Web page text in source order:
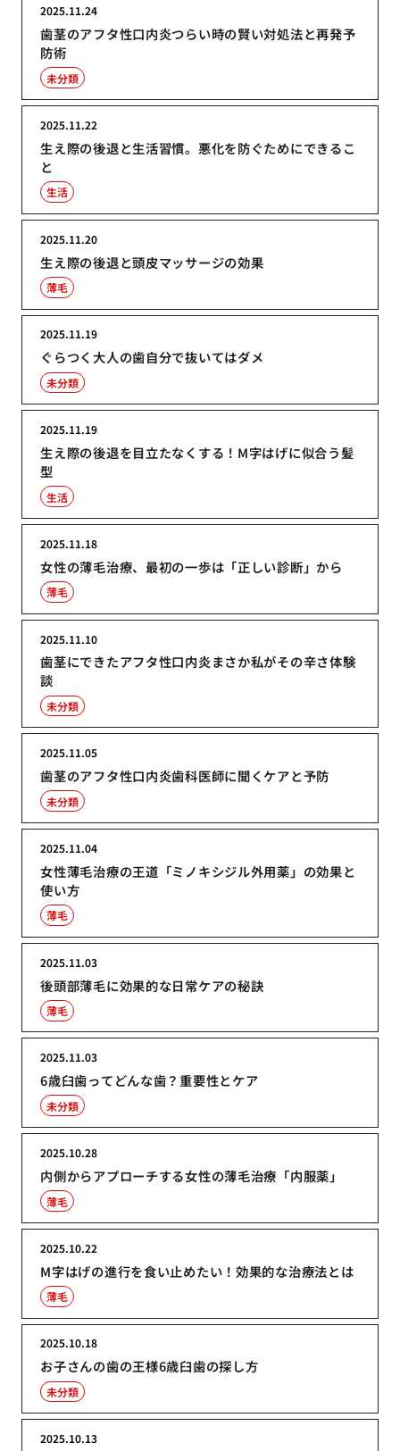
歯茎のアフタ性口内炎つらい時の賢い対処法と再発予
防術
2025.11.24
未分類
生え際の後退と生活習慣。悪化を防ぐためにできるこ
と
2025.11.22
生活
生え際の後退と頭皮マッサージの効果
2025.11.20
薄毛
ぐらつく大人の歯自分で抜いてはダメ
2025.11.19
未分類
生え際の後退を目立たなくする！M字はげに似合う髪
型
2025.11.19
生活
女性の薄毛治療、最初の一歩は「正しい診断」から
2025.11.18
薄毛
歯茎にできたアフタ性口内炎まさか私がその辛さ体験
談
2025.11.10
未分類
歯茎のアフタ性口内炎歯科医師に聞くケアと予防
2025.11.05
未分類
女性薄毛治療の王道「ミノキシジル外用薬」の効果と
使い方
2025.11.04
薄毛
後頭部薄毛に効果的な日常ケアの秘訣
2025.11.03
薄毛
6歳臼歯ってどんな歯？重要性とケア
2025.11.03
未分類
内側からアプローチする女性の薄毛治療「内服薬」
2025.10.28
薄毛
M字はげの進行を食い止めたい！効果的な治療法とは
2025.10.22
薄毛
お子さんの歯の王様6歳臼歯の探し方
2025.10.18
未分類
2025.10.13